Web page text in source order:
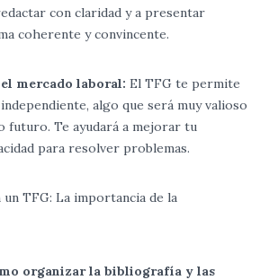
con claridad y a presentar
coherente y convincente.
mercado laboral: El TFG te permite
algo que será muy valioso
futuro. Te ayudará a mejorar tu
para resolver problemas.
organizar la bibliografía y las